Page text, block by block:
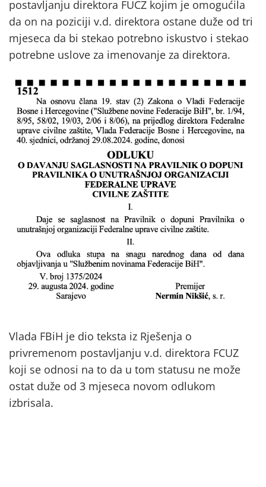
postavljanju direktora FUCZ kojim je omogućila
da on na poziciji v.d. direktora ostane duže od tri
mjeseca da bi stekao potrebno iskustvo i stekao
potrebne uslove za imenovanje za direktora.
Vlada FBiH je dio teksta iz Rješenja o
privremenom postavljanju v.d. direktora FCUZ
koji se odnosi na to da u tom statusu ne može
ostat duže od 3 mjeseca novom odlukom
izbrisala.